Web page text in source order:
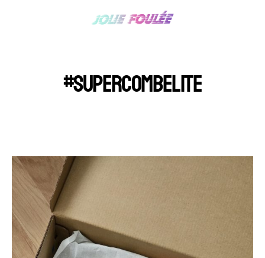
#SUPERCOMBELITE